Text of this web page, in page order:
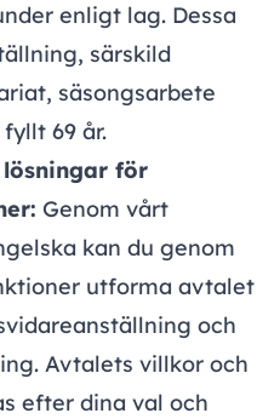
enligt lag. Dessa
, särskild
säsongsarbete
69 år.
för
Genom vårt
kan du genom
utforma avtalet
och
Avtalets villkor och
efter dina val och